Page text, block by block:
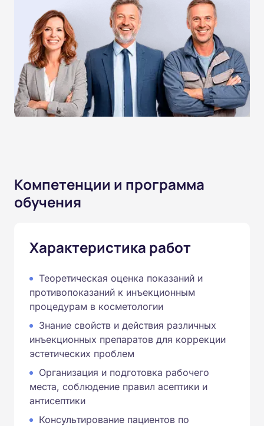
Компетенции и программа
обучения
Характеристика работ
Теоретическая оценка показаний и
противопоказаний к инъекционным
процедурам в косметологии
Знание свойств и действия различных
инъекционных препаратов для коррекции
эстетических проблем
Организация и подготовка рабочего
места, соблюдение правил асептики и
антисептики
Консультирование пациентов по